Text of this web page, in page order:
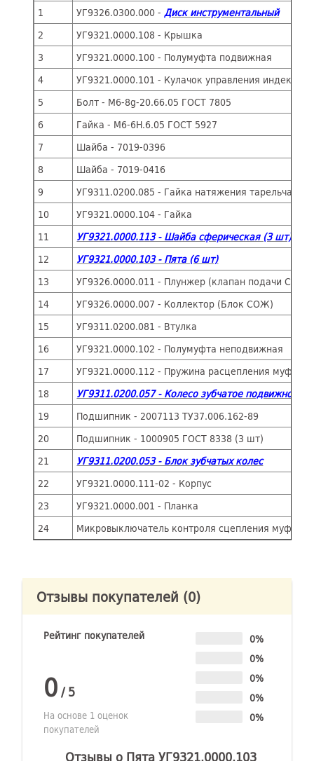
1
УГ9326.0300.000 -Диск инструментальный
2
УГ9321.0000.108 - Крышка
3
УГ9321.0000.100 - Полумуфта подвижная
4
УГ9321.0000.101 - Кулачок управления
5
Болт - М6-8g-20.66.05 ГОСТ 7805
6
Гайка - М6-6Н.6.05 ГОСТ 5927
7
Шайба - 7019-0396
8
Шайба - 7019-0416
9
УГ9311.0200.085 - Гайка натяжения тарельчатых
10
УГ9321.0000.104 - Гайка
11
УГ9321.0000.113 - Шайба сферическая (3 шт)
12
УГ9321.0000.103 - Пята (6 шт)
13
УГ9326.0000.011 - Плунжер (клапан подачи СОЖ)
14
УГ9326.0000.007 - Коллектор (Блок СОЖ)
15
УГ9311.0200.081 - Втулка
16
УГ9321.0000.102 - Полумуфта неподвижная
17
УГ9321.0000.112 - Пружина расцепления муфт
18
УГ9311.0200.057 - Колесо зубчатое подвижное
19
Подшипник - 2007113 ТУ37.006.162-89
20
Подшипник - 1000905 ГОСТ 8338 (3 шт)
21
УГ9311.0200.053 - Блок зубчатых колес
22
УГ9321.0000.111-02 - Корпус
23
УГ9321.0000.001 - Планка
24
Микровыключатель контроля сцепления муфт
Отзывы покупателей (0)
Рейтинг покупателей
0/5
На основе 1 оценок
покупателей
0%
0%
0%
0%
0%
Отзывы о Пята УГ9321.0000.103